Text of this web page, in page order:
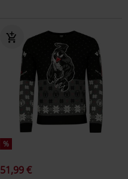
%
51,99 €